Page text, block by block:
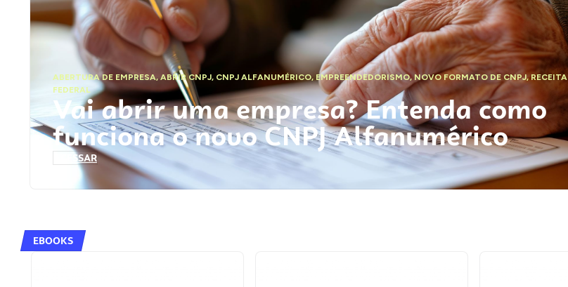
ABERTURA DE EMPRESA,ABRIR CNPJ, CNPJ ALFANUMÉRICO, EMPREENDEDORISMO,NOVO FORMATO DE CNPJ,RECEITA
FEDERAL
Vai abrir uma empresa? Entenda como
funciona o novo CNPJ Alfanumérico
ACESSAR
EBOOKS